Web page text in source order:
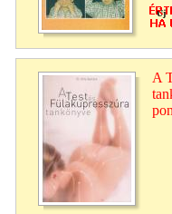
Új
A